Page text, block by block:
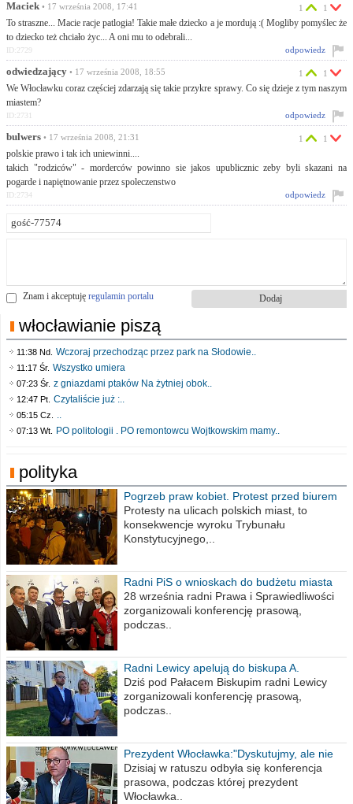
Maciek • 17 września 2008, 17:41
To straszne... Macie racje patlogia! Takie małe dziecko a je mordują :( Mogliby pomyślec że
to dziecko też chciało życ... A oni mu to odebrali...
1 1
odpowiedz
ID:2729
odwiedzający • 17 września 2008, 18:55
We Włocławku coraz częściej zdarzają się takie przykre sprawy. Co się dzieje z tym naszym
miastem?
1 1
odpowiedz
ID:2731
bulwers • 17 września 2008, 21:31
polskie prawo i tak ich uniewinni....
takich "rodziców" - morderców powinno sie jakos upublicznic zeby byli skazani na
pogarde i napiętnowanie przez spoleczenstwo
1 1
odpowiedz
ID:2734
Znam i akceptuję regulamin portalu
włocławianie piszą
11:38 Nd. Wczoraj przechodząc przez park na Słodowie..
11:17 Śr. Wszystko umiera
07:23 Śr. z gniazdami ptaków Na żytniej obok..
12:47 Pt. Czytaliście już :..
05:15 Cz. ..
07:13 Wt. PO politologii . PO remontowcu Wojtkowskim mamy..
polityka
Pogrzeb praw kobiet. Protest przed biurem
poselskim PiS
Protesty na ulicach polskich miast, to
konsekwencje wyroku Trybunału
Konstytucyjnego,..
Radni PiS o wnioskach do budżetu miasta
na 2021 rok
28 września radni Prawa i Sprawiedliwości
zorganizowali konferencję prasową,
podczas..
Radni Lewicy apelują do biskupa A.
Wiesława Meringa
Dziś pod Pałacem Biskupim radni Lewicy
zorganizowali konferencję prasową,
podczas..
Prezydent Włocławka:"Dyskutujmy, ale nie
obrażajmy się”
Dzisiaj w ratuszu odbyła się konferencja
prasowa, podczas której prezydent
Włocławka..